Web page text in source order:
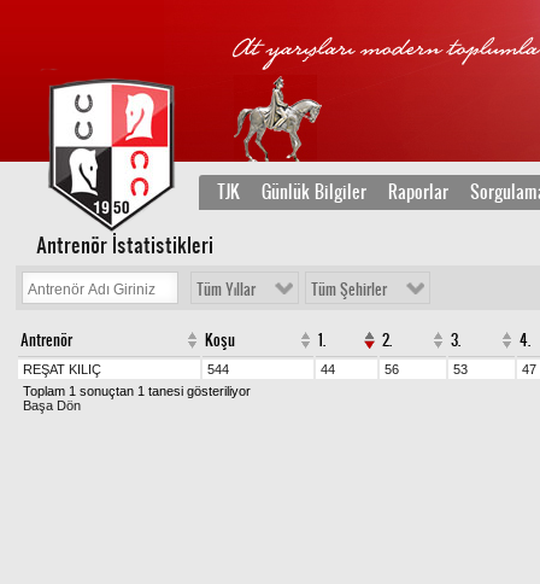
TJK Günlük Bilgiler Raporlar
Antrenör İstatistikleri
Tüm Yıllar Tüm Şehirler
Antrenör Koşu 1. 2. 3. 4.
REŞAT KILIÇ 544 44 56 53
47
Toplam 1 sonuçtan 1 tanesi gösteriliyor
Başa Dön